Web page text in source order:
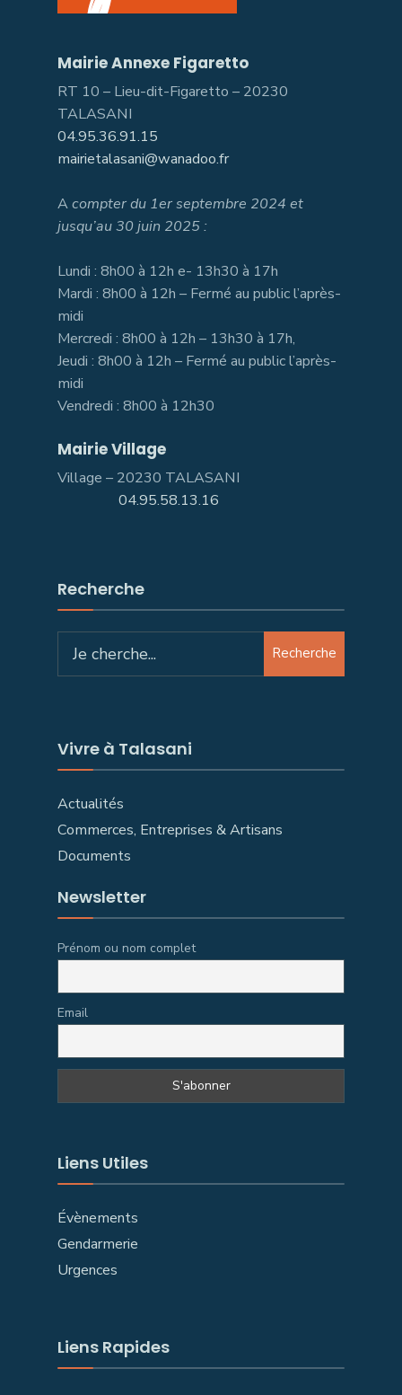
Mairie Annexe Figaretto
RT 10 – Lieu-dit-Figaretto – 20230
TALASANI
04.95.36.91.15
mairietalasani@wanadoo.fr
Acompter du 1er septembre 2024 et
jusqu’au 30 juin 2025 :
Lundi : 8h00 à 12h e- 13h30 à 17h
Mardi : 8h00 à 12h – Fermé au public l’après-
midi
Mercredi : 8h00 à 12h – 13h30 à 17h,
Jeudi : 8h00 à 12h – Fermé au public l’après-
midi
Vendredi : 8h00 à 12h30
Mairie Village
Village – 20230 TALASANI
04.95.58.13.16
Recherche
for:
Recherche
Vivre à Talasani
Actualités
Commerces, Entreprises & Artisans
Documents
Newsletter
Prénom ou nom complet
Email
Liens Utiles
Évènements
Gendarmerie
Urgences
Liens Rapides